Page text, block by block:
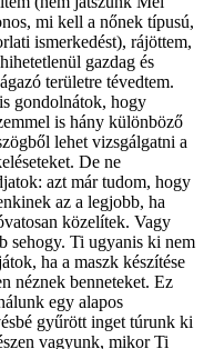
mi kell a nőnek típusú,
ismerkedést), rájöttem,
gazdag és
területre tévedtem.
gondolnátok, hogy
is hány különböző
lehet vizsgálgatni a
De ne
azt már tudom, hogy
az a legjobb, ha
közelítek. Vagy
sehogy. Ti ugyanis ki nem
ha a maszk készítése
néznek benneteket. Ez
egy alapos
gyűrött inget túrunk ki
vagyunk, mikor Ti